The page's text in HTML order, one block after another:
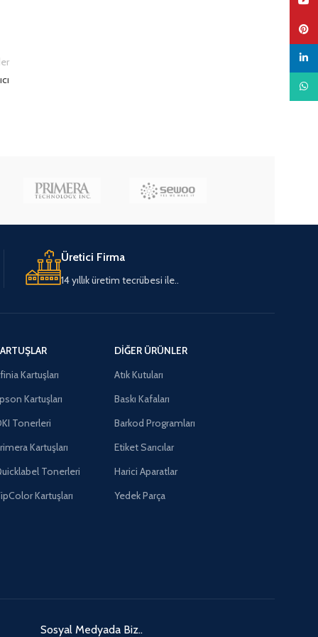
Üretici Firma
14 yıllık üretim tecrübesi ile..
Kartuşları
Kartuşları
Tonerleri
Kartuşları
Tonerleri
Kartuşları
DIĞER ÜRÜNLER
Atık Kutuları
Baskı Kafaları
Barkod Programları
Etiket Sarıcılar
Harici Aparatlar
Yedek Parça
Sosyal Medyada Biz..